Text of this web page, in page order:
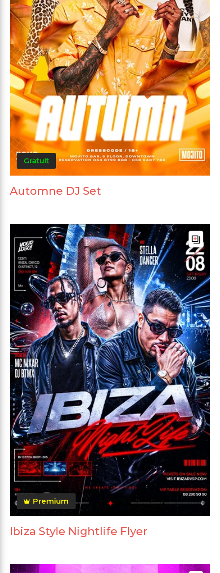
Gratuit
Automne DJ Set
Premium
Ibiza Style Nightlife Flyer